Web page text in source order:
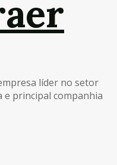
líder no setor
e principal companhia